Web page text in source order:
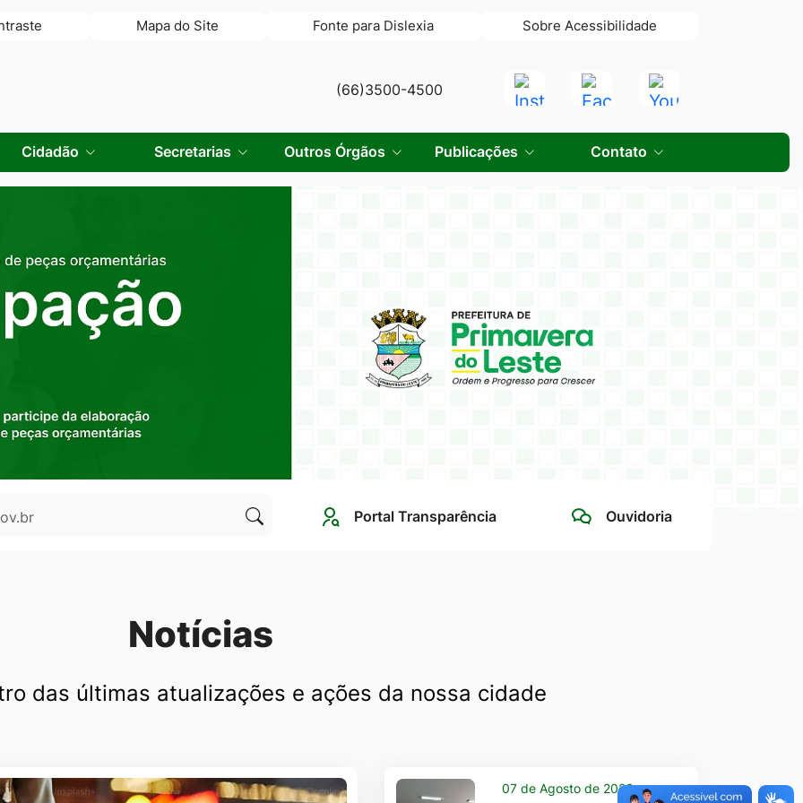
Mapa do Site Fonte para Dislexia Sobre Acessibilidade
(66)3500-4500
Acessar
a
Rede
Social
Acessar
a
Rede
Social
Acessar
Rede
Social
Cidadão Secretarias Outros Órgãos Publicações Contato
no
site
Portal Transparência Ouvidoria
Notícias
das últimas atualizações e ações da nossa cidade
07 de Agosto de 2026